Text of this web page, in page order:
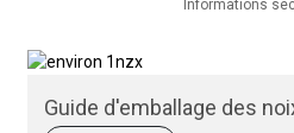
Informations
Guide d'emballage des